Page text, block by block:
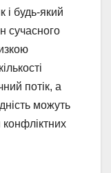
будь-який
сучасного
потік, а
можуть